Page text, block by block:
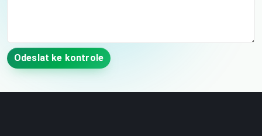
Odeslat ke kontrole